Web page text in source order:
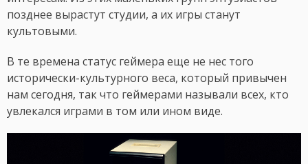
позднее вырастут студии, а их игры станут
культовыми.
В те времена статус геймера еще не нес того
исторически-культурного веса, который привычен
нам сегодня, так что геймерами называли всех, кто
увлекался играми в том или ином виде.